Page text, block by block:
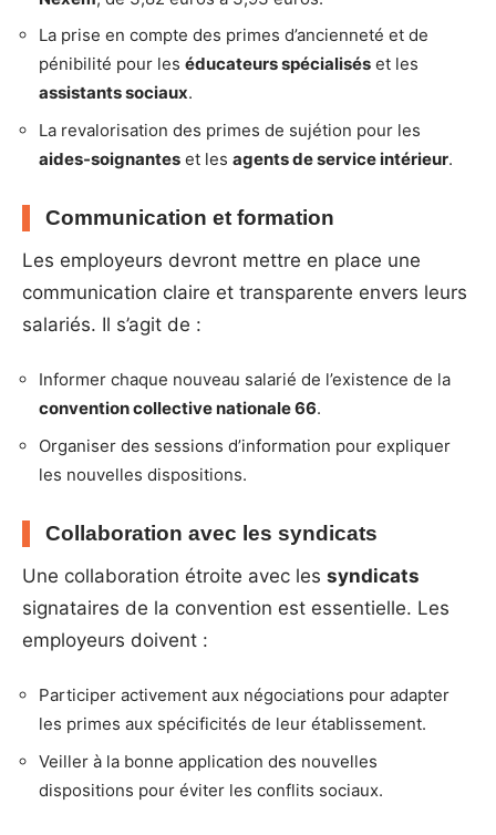
La prise en compte des primes d’ancienneté et de
pénibilité pour les éducateurs spécialisés et les
assistants sociaux.
La revalorisation des primes de sujétion pour les
aides-soignantes et les agents de service intérieur.
Communication et formation
Les employeurs devront mettre en place une
communication claire et transparente envers leurs
salariés. Il s’agit de :
Informer chaque nouveau salarié de l’existence de la
convention collective nationale 66.
Organiser des sessions d’information pour expliquer
les nouvelles dispositions.
Collaboration avec les syndicats
Une collaboration étroite avec les syndicats
signataires de la convention est essentielle. Les
employeurs doivent :
Participer activement aux négociations pour adapter
les primes aux spécificités de leur établissement.
Veiller à la bonne application des nouvelles
dispositions pour éviter les conflits sociaux.